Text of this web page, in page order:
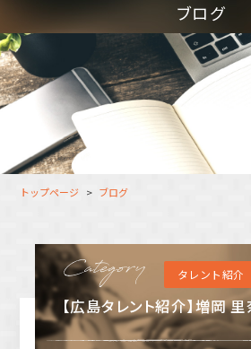
東京オフィス
福岡オフィス
鹿児島オフィス
大分オフィス
長崎オフィス
福岡コネクトオフィス
松山オフィス
広島オフィス
ワークスタイル
指定就労継続支援Ａ型事業所にかかる
採用情報トップ
利用者（クルー）募集
支援スタッフ（タレント） 募集
利用者（クルー）データ
ブログ
トップページ ブログ
タレント紹介
【広島タレント紹介】増岡 里